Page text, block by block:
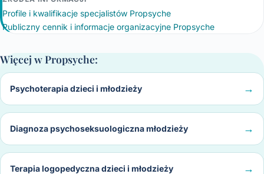
Profile i kwalifikacje specjalistów Propsyche
Publiczny cennik i informacje organizacyjne Propsyche
Więcej w Propsyche:
Psychoterapia dzieci i młodzieży
Diagnoza psychoseksuologiczna młodzieży
Terapia logopedyczna dzieci i młodzieży